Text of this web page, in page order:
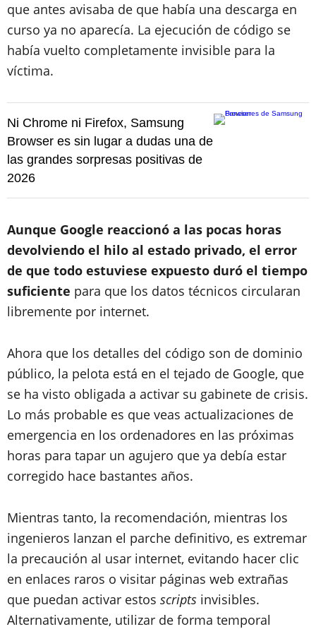
que antes avisaba de que había una descarga en
curso ya no aparecía. La ejecución de código se
había vuelto completamente invisible para la
víctima.
Ni Chrome ni Firefox, Samsung
Browser es sin lugar a dudas una de
las grandes sorpresas positivas de
2026
Aunque Google reaccionó a las pocas horas
devolviendo el hilo al estado privado, el error
de que todo estuviese expuesto duró el tiempo
suficiente para que los datos técnicos circularan
libremente por internet.
Ahora que los detalles del código son de dominio
público, la pelota está en el tejado de Google, que
se ha visto obligada a activar su gabinete de crisis.
Lo más probable es que veas actualizaciones de
emergencia en los ordenadores en las próximas
horas para tapar un agujero que ya debía estar
corregido hace bastantes años.
Mientras tanto, la recomendación, mientras los
ingenieros lanzan el parche definitivo, es extremar
la precaución al usar internet, evitando hacer clic
en enlaces raros o visitar páginas web extrañas
que puedan activar estos scripts invisibles.
Alternativamente, utilizar de forma temporal